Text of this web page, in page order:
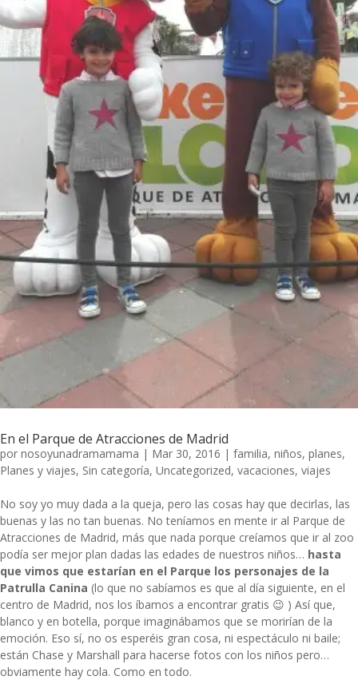
En el Parque de Atracciones de Madrid
por nosoyunadramamama | Mar 30, 2016 | familia, niños, planes,
Planes y viajes, Sin categoría, Uncategorized, vacaciones, viajes
No soy yo muy dada a la queja, pero las cosas hay que decirlas, las
buenas y las no tan buenas. No teníamos en mente ir al Parque de
Atracciones de Madrid, más que nada porque creíamos que ir al zoo
podía ser mejor plan dadas las edades de nuestros niños… hasta
que vimos que estarían en el Parque los personajes de la
Patrulla Canina (lo que no sabíamos es que al día siguiente, en el
centro de Madrid, nos los íbamos a encontrar gratis 😉 ) Así que,
blanco y en botella, porque imaginábamos que se morirían de la
emoción. Eso sí, no os esperéis gran cosa, ni espectáculo ni baile;
están Chase y Marshall para hacerse fotos con los niños pero…
obviamente hay cola. Como en todo.